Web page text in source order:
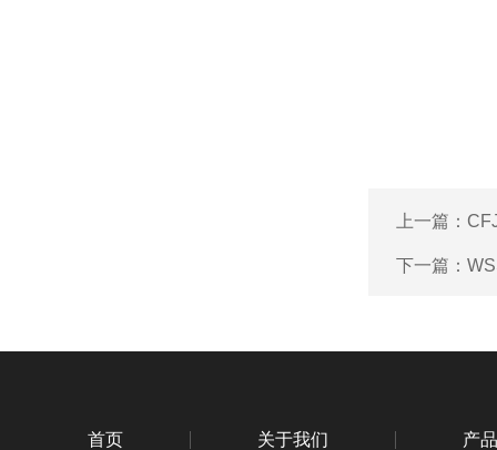
上一篇：
下一篇：
首页 关于我们 产